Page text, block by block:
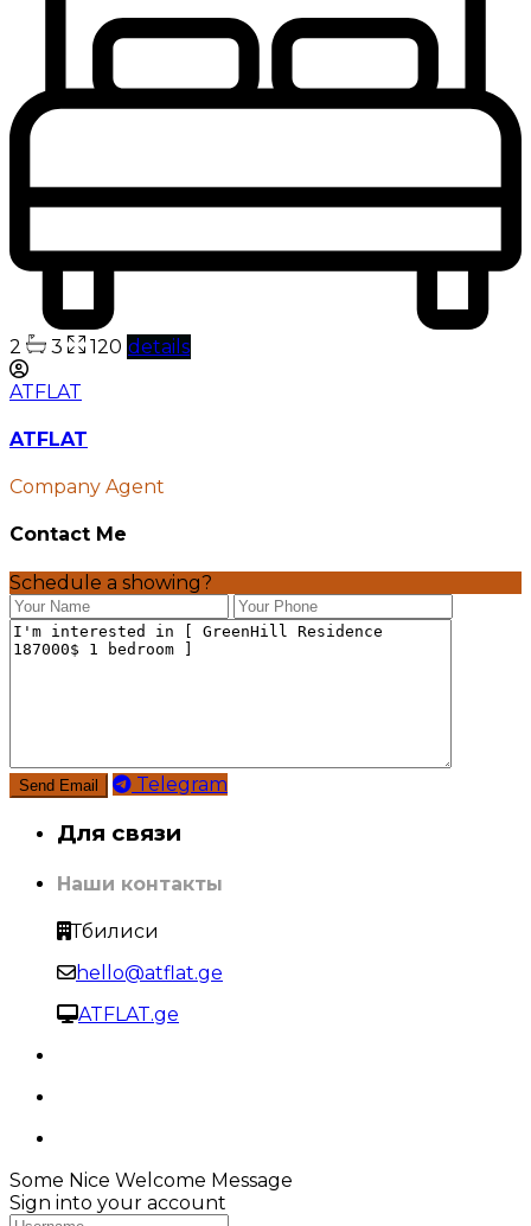
2 3 120 details
ATFLAT
ATFLAT
Company Agent
Contact Me
Schedule a showing?
Telegram
Для связи
Наши контакты
Тбилиси
hello@atflat.ge
ATFLAT.ge
Some Nice Welcome Message
Sign into your account